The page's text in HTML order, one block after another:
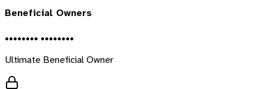
Beneficial Owners
•••••••• ••••••••
Ultimate Beneficial Owner